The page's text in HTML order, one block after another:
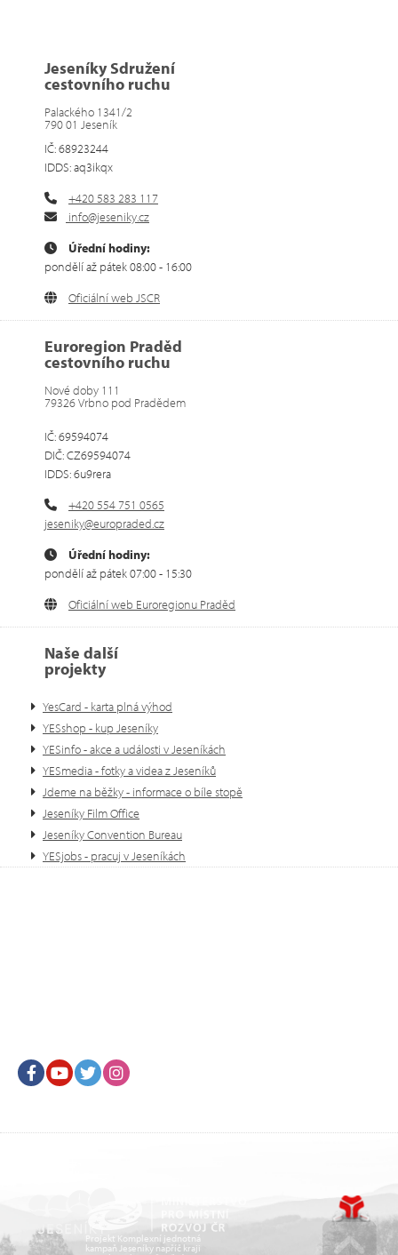
Jeseníky Sdružení
cestovního ruchu
Palackého 1341/2
790 01 Jeseník
IČ: 68923244
IDDS: aq3ikqx
+420 583 283 117
info@jeseniky.cz
Úřední hodiny:
pondělí až pátek 08:00 - 16:00
Oficiální web JSCR
Euroregion Praděd
cestovního ruchu
Nové doby 111
79326 Vrbno pod Pradědem
IČ: 69594074
DIČ: CZ69594074
IDDS: 6u9rera
+420 554 751 0565
jeseniky@europraded.cz
Úřední hodiny:
pondělí až pátek 07:00 - 15:30
Oficiální web Euroregionu Praděd
Naše další
projekty
YesCard - karta plná výhod
YESshop - kup Jeseníky
YESinfo - akce a události v Jeseníkách
YESmedia - fotky a videa z Jeseníků
Jdeme na běžky - informace o bíle stopě
Jeseníky Film Office
Jeseníky Convention Bureau
YESjobs - pracuj v Jeseníkách
FacebookYoutubeTwitter
Projekt Komplexní jednotná
kampaň Jeseníky napříč kraji